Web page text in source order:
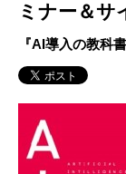
ミナー＆サ
『AI導入の教科